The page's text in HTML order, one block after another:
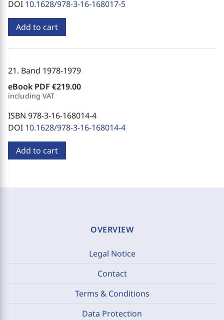
DOI 10.1628/978-3-16-168017-5
Add to cart
21. Band 1978-1979
eBook PDF €219.00
including VAT
ISBN 978-3-16-168014-4
DOI 10.1628/978-3-16-168014-4
Add to cart
OVERVIEW
Legal Notice
Contact
Terms & Conditions
Data Protection